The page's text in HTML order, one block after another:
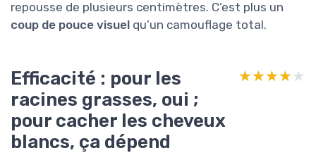
repousse de plusieurs centimètres. C’est plus un
coup de pouce visuel qu’un camouflage total.
Efficacité : pour les
racines grasses, oui ;
pour cacher les cheveux
blancs, ça dépend
★★★★★
★★★★★